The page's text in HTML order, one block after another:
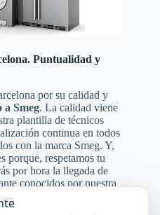
Puntualidad y
por su calidad y
a Smeg. La calidad viene
plantilla de técnicos
continua en todos
con la marca Smeg. Y,
porque, respetamos tu
por hora la llegada de
conocidos por nuestra
tu equipo Smeg un
no solo con eso nos